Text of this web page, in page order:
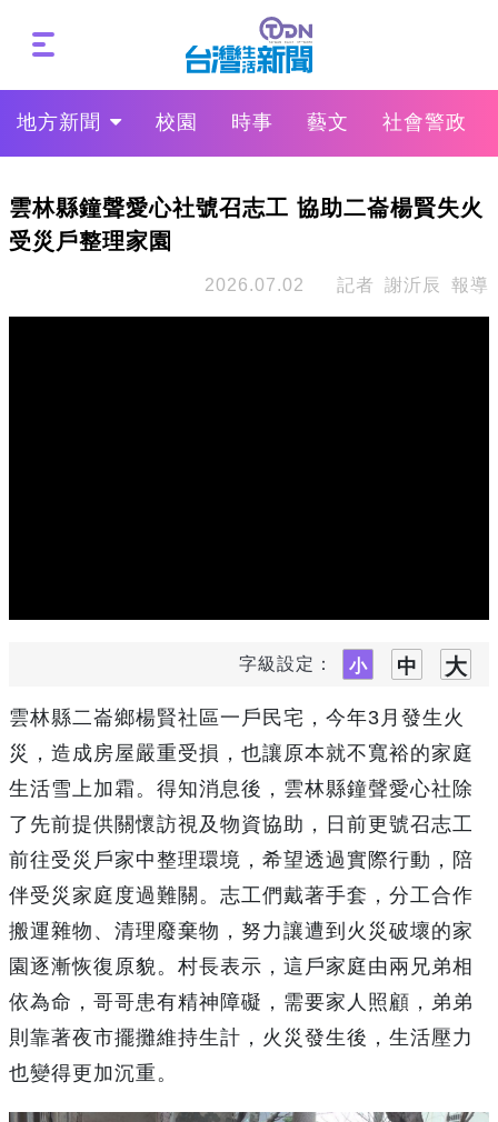
地方新聞 校園 時事 藝文 社會警政
雲林縣鐘聲愛心社號召志工 協助二崙楊賢失火
受災戶整理家園
2026.07.02 記者 謝沂辰 報導
字級設定：
雲林縣二崙鄉楊賢社區一戶民宅，今年3月發生火
災，造成房屋嚴重受損，也讓原本就不寬裕的家庭
生活雪上加霜。得知消息後，雲林縣鐘聲愛心社除
了先前提供關懷訪視及物資協助，日前更號召志工
前往受災戶家中整理環境，希望透過實際行動，陪
伴受災家庭度過難關。志工們戴著手套，分工合作
搬運雜物、清理廢棄物，努力讓遭到火災破壞的家
園逐漸恢復原貌。村長表示，這戶家庭由兩兄弟相
依為命，哥哥患有精神障礙，需要家人照顧，弟弟
則靠著夜市擺攤維持生計，火災發生後，生活壓力
也變得更加沉重。